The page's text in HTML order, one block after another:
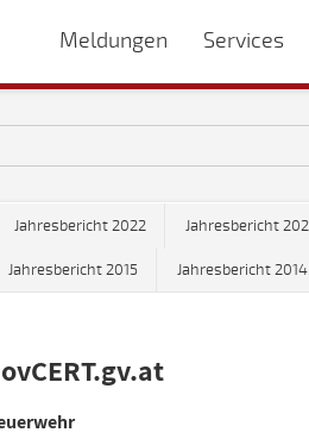
Meldungen Services
Jahresbericht 2022 Jahresbericht
Jahresbericht 2015 Jahresbericht 2014